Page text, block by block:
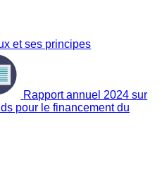
et ses principes
Rapport annuel 2024 sur
pour le financement du